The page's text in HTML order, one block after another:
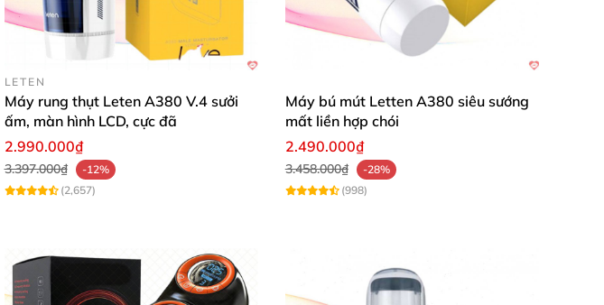
LETEN
Máy rung thụt Leten A380 V.4 sưởi
ấm, màn hình LCD, cực đã
2.990.000₫
3.397.000₫
-12%
(2,657)
Máy bú mút Letten A380 siêu sướng
mất liền hợp chói
2.490.000₫
3.458.000₫
-28%
(998)